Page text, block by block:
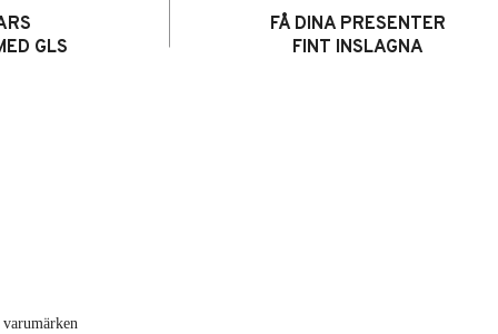
GLS
FÅ DINA PRESENTER
FINT INSLAGNA